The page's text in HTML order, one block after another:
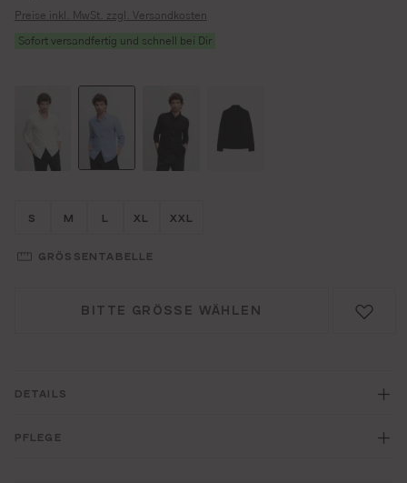
Preise inkl. MwSt. zzgl. Versandkosten
Sofort versandfertig und schnell bei Dir
Größe wählen
S Größe wählen
M Größe wählen
L Größe wählen
XL Größe wählen
XXL
GRÖSSENTABELLE
BITTE GRÖSSE WÄHLEN
DETAILS
PFLEGE